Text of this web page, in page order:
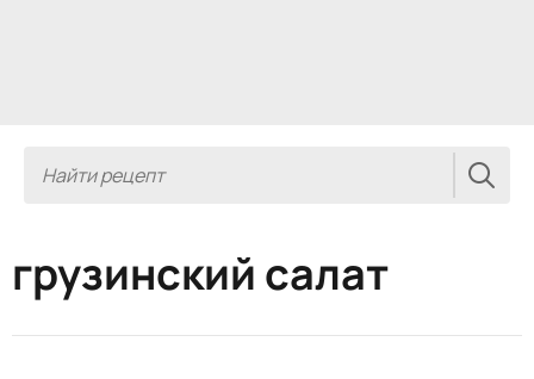
грузинский салат